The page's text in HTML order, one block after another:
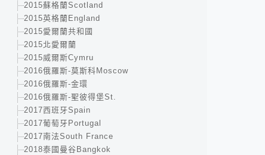
2015蘇格蘭Scotland
2015英格蘭England
2015愛爾蘭共和國
2015北愛爾蘭
2015威爾斯Cymru
2016俄羅斯-莫斯科Moscow
2016俄羅斯-金環
2016俄羅斯-聖彼得堡St.
2017西班牙Spain
2017葡萄牙Portugal
2017南法South France
2018泰國曼谷Bangkok